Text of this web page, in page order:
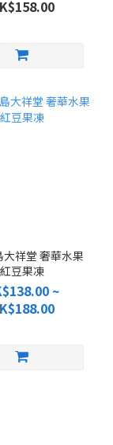
大祥堂 奢華水果
紅豆果凍
~